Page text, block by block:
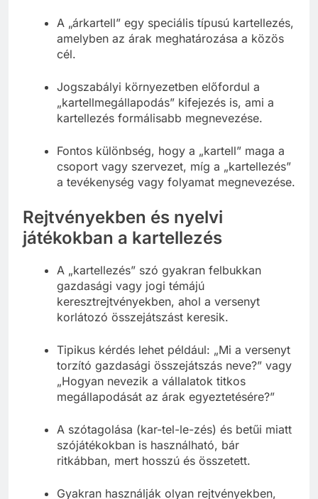
A „árkartell” egy speciális típusú kartellezés,
amelyben az árak meghatározása a közös
cél.
Jogszabályi környezetben előfordul a
„kartellmegállapodás” kifejezés is, ami a
kartellezés formálisabb megnevezése.
Fontos különbség, hogy a „kartell” maga a
csoport vagy szervezet, míg a „kartellezés”
a tevékenység vagy folyamat megnevezése.
Rejtvényekben és nyelvi
játékokban a kartellezés
A „kartellezés” szó gyakran felbukkan
gazdasági vagy jogi témájú
keresztrejtvényekben, ahol a versenyt
korlátozó összejátszást keresik.
Tipikus kérdés lehet például: „Mi a versenyt
torzító gazdasági összejátszás neve?” vagy
„Hogyan nevezik a vállalatok titkos
megállapodását az árak egyeztetésére?”
A szótagolása (kar-tel-le-zés) és betűi miatt
szójátékokban is használható, bár
ritkábban, mert hosszú és összetett.
Gyakran használják olyan rejtvényekben,